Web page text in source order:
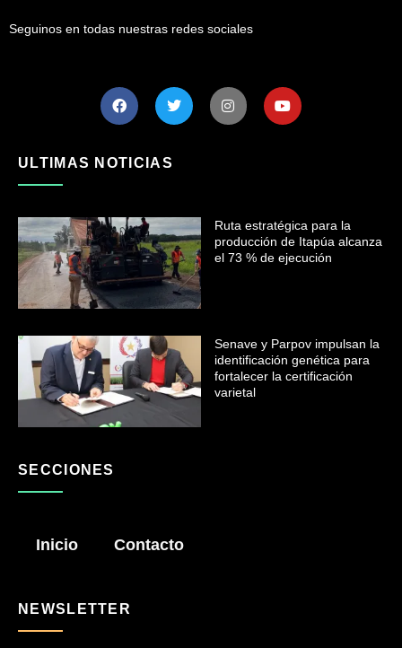
Seguinos en todas nuestras redes sociales
ULTIMAS NOTICIAS
Ruta estratégica para la
producción de Itapúa alcanza
el 73 % de ejecución
Senave y Parpov impulsan la
identificación genética para
fortalecer la certificación
varietal
SECCIONES
Inicio Contacto
NEWSLETTER